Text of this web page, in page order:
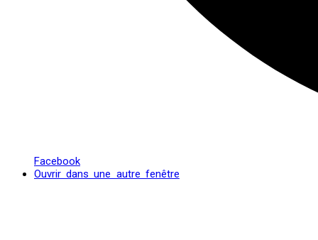
Facebook
Ouvrir dans une autre fenêtre